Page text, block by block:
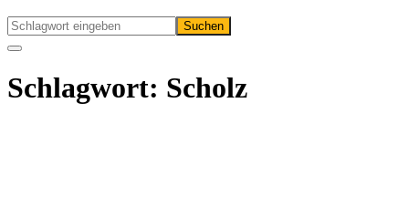
Schlagwort: Scholz